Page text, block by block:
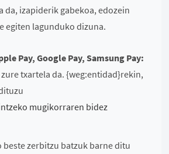
da, izapiderik gabekoa, edozein
egiten lagunduko dizuna.
Pay, Google Pay, Samsung Pay:
txartela da. {weg:entidad}rekin,
mugikorraren bidez
beste zerbitzu batzuk barne ditu